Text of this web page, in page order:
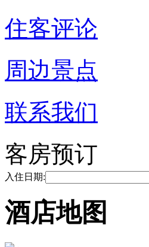
住客评论
周边景点
联系我们
客房预订
入住日期:
酒店地图